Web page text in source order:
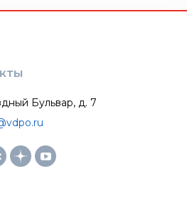
Бульвар, д. 7